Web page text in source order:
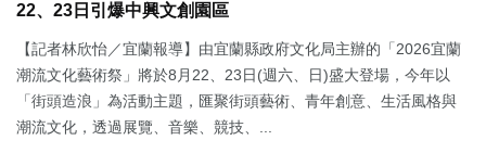
22、23日引爆中興文創園區
【記者林欣怡／宜蘭報導】由宜蘭縣政府文化局主辦的「2026宜蘭
潮流文化藝術祭」將於8月22、23日(週六、日)盛大登場，今年以
「街頭造浪」為活動主題，匯聚街頭藝術、青年創意、生活風格與
潮流文化，透過展覽、音樂、競技、...